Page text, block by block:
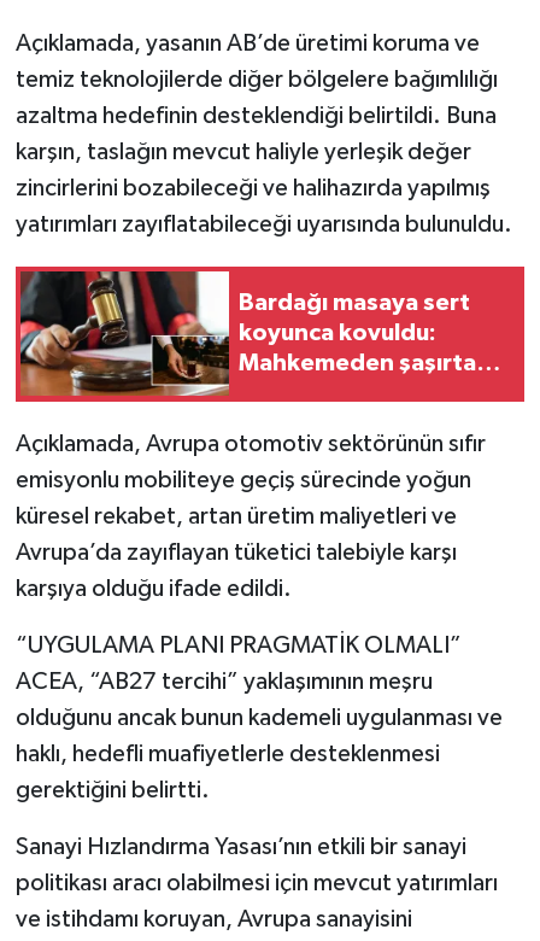
Açıklamada, yasanın AB’de üretimi koruma ve
temiz teknolojilerde diğer bölgelere bağımlılığı
azaltma hedefinin desteklendiği belirtildi. Buna
karşın, taslağın mevcut haliyle yerleşik değer
zincirlerini bozabileceği ve halihazırda yapılmış
yatırımları zayıflatabileceği uyarısında bulunuldu.
Bardağı masaya sert
koyunca kovuldu:
Mahkemeden şaşırtan
Açıklamada, Avrupa otomotiv sektörünün sıfır
emisyonlu mobiliteye geçiş sürecinde yoğun
küresel rekabet, artan üretim maliyetleri ve
Avrupa’da zayıflayan tüketici talebiyle karşı
karşıya olduğu ifade edildi.
“UYGULAMA PLANI PRAGMATİK OLMALI”
ACEA, “AB27 tercihi” yaklaşımının meşru
olduğunu ancak bunun kademeli uygulanması ve
haklı, hedefli muafiyetlerle desteklenmesi
gerektiğini belirtti.
Sanayi Hızlandırma Yasası’nın etkili bir sanayi
politikası aracı olabilmesi için mevcut yatırımları
ve istihdamı koruyan, Avrupa sanayisini